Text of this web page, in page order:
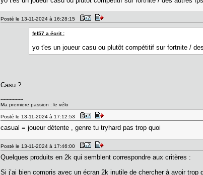
Posté le 13-11-2024 à 16:28:15
fel57 a écrit :
yo t'es un joueur casu ou plutôt compétitif sur fortnite /
Casu ?
---------------
Ma premiere passion : le vélo
Posté le 13-11-2024 à 17:12:53
casual = joueur détente , genre tu tryhard pas trop quoi
Posté le 13-11-2024 à 17:46:00
Quelques produits en 2k qui semblent correspondre aux critères :
Si j’ai bien compris avec un écran 2k inutile de chercher à avoir trop